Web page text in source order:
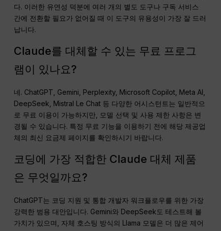
다. 이러한 유연성 덕분에 여러 개의 별도 도구나 구독 서비스
간에 전환할 필요가 없어질 때 이 도구의 유용성이 가장 잘 드러
납니다.
Claude를 대체할 수 있는 무료 프로그
램이 있나요?
네. ChatGPT, Gemini, Perplexity, Microsoft Copilot, Meta AI,
DeepSeek, Mistral Le Chat 등 다양한 어시스턴트는 일반적으
로 무료 이용이 가능하지만, 모델 선택 및 사용 제한 사항은 변
경될 수 있습니다. 특정 무료 기능을 이용하기 전에 해당 제공업
체의 최신 요금제 페이지를 확인하시기 바랍니다.
코딩에 가장 적합한 Claude 대체 제품
은 무엇일까요?
ChatGPT는 코딩 지원 및 통합 개발자 워크플로우를 위한 가장
강력한 범용 대안입니다. Gemini와 DeepSeek도 테스트해 볼
가치가 있으며, 자체 호스팅 방식의 Llama 모델은 더 많은 제어